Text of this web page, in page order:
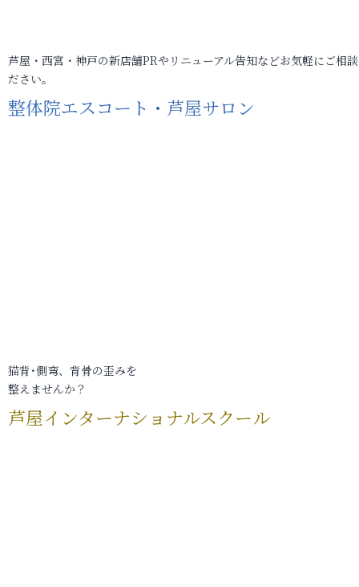
芦屋・西宮・神戸の新店舗PRやリニューアル告知などお気軽にご相
ださい。
整体院エスコート・芦屋サロン
猫背･側弯、背骨の歪みを
整えませんか？
芦屋インターナショナルスクール